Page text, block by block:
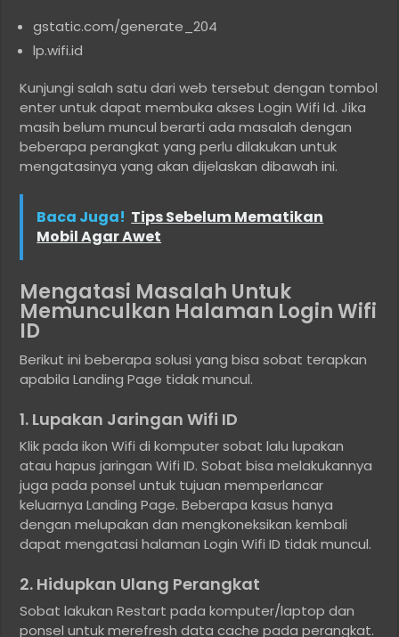
gstatic.com/generate_204
lp.wifi.id
Kunjungi salah satu dari web tersebut dengan tombol
enter untuk dapat membuka akses Login Wifi Id. Jika
masih belum muncul berarti ada masalah dengan
beberapa perangkat yang perlu dilakukan untuk
mengatasinya yang akan dijelaskan dibawah ini.
Baca Juga! Tips Sebelum Mematikan
Mobil Agar Awet
Mengatasi Masalah Untuk
Memunculkan Halaman Login Wifi
ID
Berikut ini beberapa solusi yang bisa sobat terapkan
apabila Landing Page tidak muncul.
1. Lupakan Jaringan Wifi ID
Klik pada ikon Wifi di komputer sobat lalu lupakan
atau hapus jaringan Wifi ID. Sobat bisa melakukannya
juga pada ponsel untuk tujuan memperlancar
keluarnya Landing Page. Beberapa kasus hanya
dengan melupakan dan mengkoneksikan kembali
dapat mengatasi halaman Login Wifi ID tidak muncul.
2. Hidupkan Ulang Perangkat
Sobat lakukan Restart pada komputer/laptop dan
ponsel untuk merefresh data cache pada perangkat.